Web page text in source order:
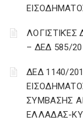
– ΔΕΔ 585/
ΔΕΔ 1140/
ΣΥΜΒΑΣΗΣ
ΕΛΛΑΔΑΣ-